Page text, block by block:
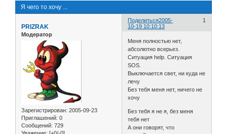
Я чего то хочу ...
Поделиться 1
2005-
10-19 10:10:13
PRIZRAK
Модератор
Зарегистрирован: 2005-09-23
Приглашений: 0
Сообщений: 729
Меня полностью нет,
абсолютно всерьез.
Ситуация help. Ситуация
SOS.
Выключается свет, ни куда не
лечу
Без тебя меня нет, ничего не
хочу
Без тебя я не я, без меня
тебя нет
А они говорят, что